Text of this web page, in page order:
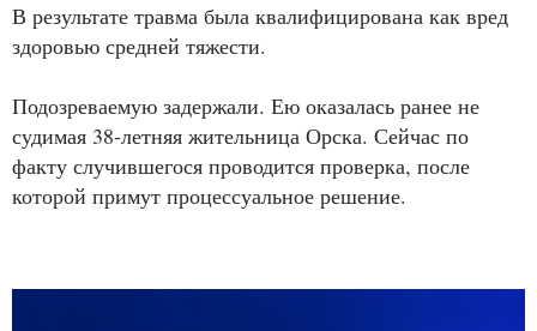
В результате травма была квалифицирована как вред
здоровью средней тяжести.
Подозреваемую задержали. Ею оказалась ранее не
судимая 38-летняя жительница Орска. Сейчас по
факту случившегося проводится проверка, после
которой примут процессуальное решение.